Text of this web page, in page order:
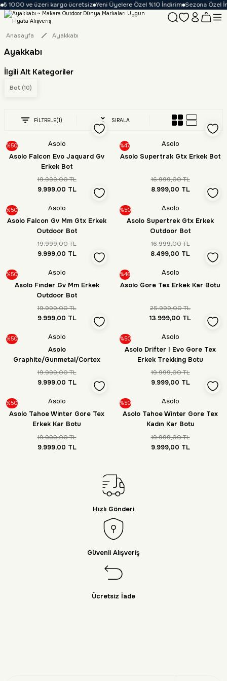
₺ 1000 ve üzeri kargo ücretsiz Yeni Üyelere Özel %10 İndirim Sezona Özel
Anasayfa Ayakkabı
Ayakkabı
İlgili Alt Kategoriler
Bot (10)
FİLTRELE(1) SIRALA
%50
Asolo
Asolo Falcon Evo Jaquard Gv
Erkek Bot
19.999,00 TL
9.999,00 TL
%47
Asolo
Asolo Supertrak Gtx Erkek Bot
16.999,00 TL
8.999,00 TL
%50
Asolo
Asolo Falcon Gv Mm Gtx Erkek
Outdoor Bot
19.999,00 TL
9.999,00 TL
%50
Asolo
Asolo Supertrek Gtx Erkek
Outdoor Bot
16.999,00 TL
8.499,00 TL
%50
Asolo
Asolo Fınder Gv Mm Erkek
Outdoor Bot
19.999,00 TL
9.999,00 TL
%46
Asolo
Asolo Gore Tex Erkek Kar Botu
25.999,00 TL
13.999,00 TL
%50
Asolo
Asolo
Graphite/Gunmetal/Cortex
Erkek Outdoor Bot
19.999,00 TL
9.999,00 TL
%50
Asolo
Asolo Drifter I Evo Gore Tex
Erkek Trekking Botu
19.999,00 TL
9.999,00 TL
%50
Asolo
Asolo Tahoe Winter Gore Tex
Erkek Kar Botu
19.999,00 TL
9.999,00 TL
%50
Asolo
Asolo Tahoe Winter Gore Tex
Kadın Kar Botu
19.999,00 TL
9.999,00 TL
Hızlı Gönderi
Güvenli Alışveriş
Ücretsiz İade